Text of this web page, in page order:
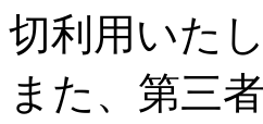
切利用いた
また、第三